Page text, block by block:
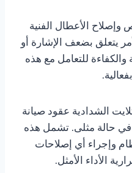
الأعطال الفنية
يتعلق بضعف الإشارة أو
للتعامل مع هذه
الشدادية عقود صيانة
حالة مثلى. تشمل هذه
وإجراء أي إصلاحات
الأداء الأمثل.